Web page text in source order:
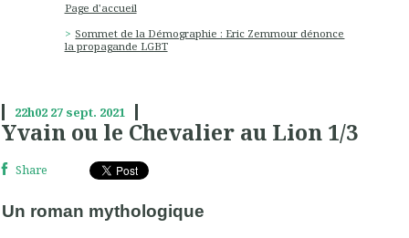
Page d'accueil
Sommet de la Démographie : Eric Zemmour dénonce
la propagande LGBT
22h02 27 sept. 2021
Yvain ou le Chevalier au Lion 1/3
Share
Un roman mythologique